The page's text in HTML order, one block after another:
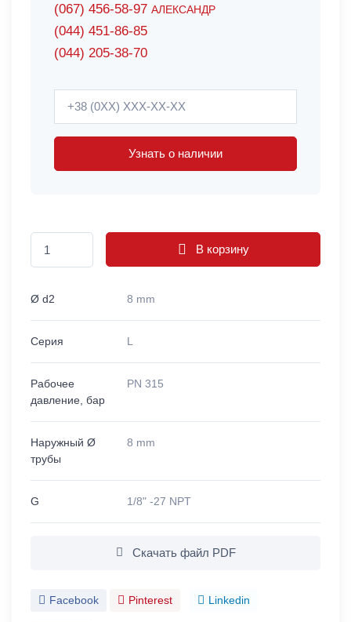
(067) 456-58-97 АЛЕКСАНДР
(044) 451-86-85
(044) 205-38-70
Узнать о наличии
В корзину
Ø d2 8 mm
Серия L
Рабочее
давление, бар
PN 315
Наружный Ø
трубы
8 mm
G 1/8" -27 NPT
Скачать файл PDF
Facebook Pinterest Linkedin